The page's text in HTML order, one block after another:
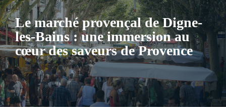
Le marché provençal de Digne-
les-Bains : une immersion au
cœur des saveurs de Provence